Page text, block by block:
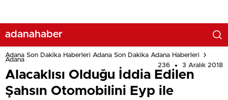
adanahaber
Adana Son Dakika Haberleri Adana Son Dakika Adana Haberleri
Adana
236
3 Aralık 2018
Alacaklısı Olduğu İddia Edilen
Şahsın Otomobilini Eyp ile